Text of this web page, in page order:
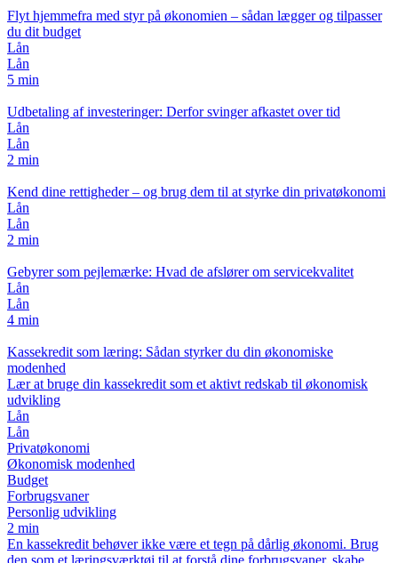
Flyt hjemmefra med styr på økonomien – sådan lægger og tilpasser
du dit budget
Lån
Lån
5 min
Udbetaling af investeringer: Derfor svinger afkastet over tid
Lån
Lån
2 min
Kend dine rettigheder – og brug dem til at styrke din privatøkonomi
Lån
Lån
2 min
Gebyrer som pejlemærke: Hvad de afslører om servicekvalitet
Lån
Lån
4 min
Kassekredit som læring: Sådan styrker du din økonomiske
modenhed
Lær at bruge din kassekredit som et aktivt redskab til økonomisk
udvikling
Lån
Lån
Privatøkonomi
Økonomisk modenhed
Budget
Forbrugsvaner
Personlig udvikling
2 min
En kassekredit behøver ikke være et tegn på dårlig økonomi. Brug
den som et læringsværktøj til at forstå dine forbrugsvaner, skabe